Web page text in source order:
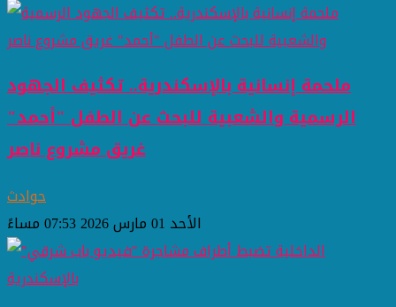
ملحمة إنسانية بالإسكندرية.. تكثيف الجهود
الرسمية والشعبية للبحث عن الطفل "أحمد"
غريق مشروع ناصر
حوادث
الأحد 01 مارس 2026 07:53 مساءً